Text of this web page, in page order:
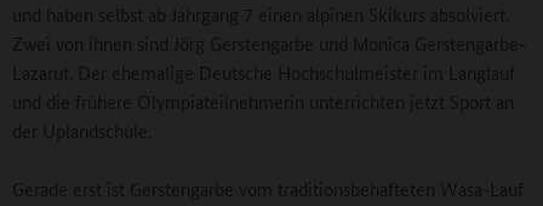
und haben selbst ab Jahrgang 7 einen alpinen Skikurs absolviert.
Zwei von ihnen sind Jörg Gerstengarbe und Monica Gerstengarbe-
Lazarut. Der ehemalige Deutsche Hochschulmeister im Langlauf
und die frühere Olympiateilnehmerin unterrichten jetzt Sport an
der Uplandschule.
Gerade erst ist Gerstengarbe vom traditionsbehafteten Wasa-Lauf